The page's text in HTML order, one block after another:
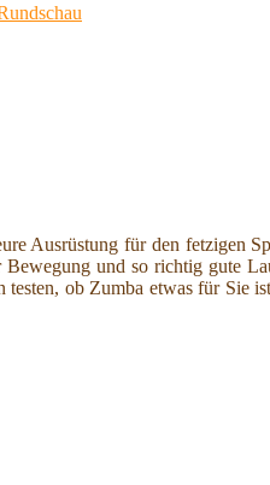
Ausrüstung für den fetzigen
und so richtig gute
ob Zumba etwas für Sie